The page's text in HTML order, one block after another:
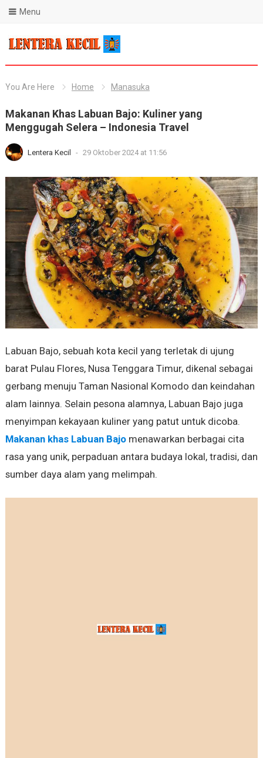
Blog Lentera Kecil
Menu
You Are Here Home Manasuka
Makanan Khas Labuan Bajo: Kuliner yang
Menggugah Selera – Indonesia Travel
Lentera Kecil - 29 Oktober 2024 at 11:56
Labuan Bajo, sebuah kota kecil yang terletak di ujung
barat Pulau Flores, Nusa Tenggara Timur, dikenal sebagai
gerbang menuju Taman Nasional Komodo dan keindahan
alam lainnya. Selain pesona alamnya, Labuan Bajo juga
menyimpan kekayaan kuliner yang patut untuk dicoba.
Makanan khas Labuan Bajomenawarkan berbagai cita
rasa yang unik, perpaduan antara budaya lokal, tradisi, dan
sumber daya alam yang melimpah.